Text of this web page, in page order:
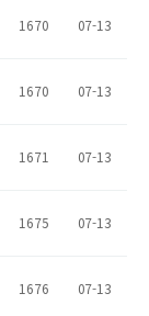
1670 07-13
1670 07-13
1671 07-13
1675 07-13
1676 07-13